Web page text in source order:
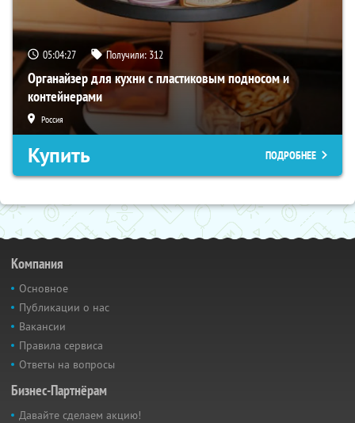
05:04:26 Получили: 312
Органайзер для кухни с пластиковым подносом и
контейнерами
Россия
Купить ПОДРОБНЕЕ
Компания
Основное
Публикации о нас
Вакансии
Правила сервиса
Ответы на вопросы
Бизнес-Партнёрам
Давайте сделаем акцию!